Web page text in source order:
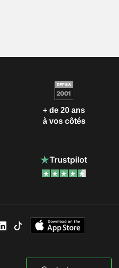
+ de 20 ans
à vos côtés